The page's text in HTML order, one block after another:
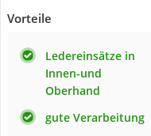
Vorteile
Ledereinsätze in
Innen-und
Oberhand
gute Verarbeitung